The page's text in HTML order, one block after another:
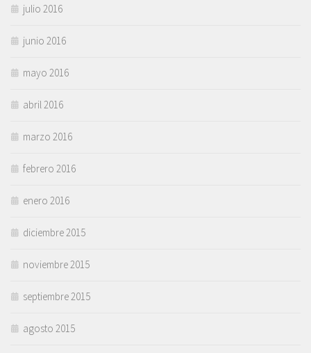
julio 2016
junio 2016
mayo 2016
abril 2016
marzo 2016
febrero 2016
enero 2016
diciembre 2015
noviembre 2015
septiembre 2015
agosto 2015